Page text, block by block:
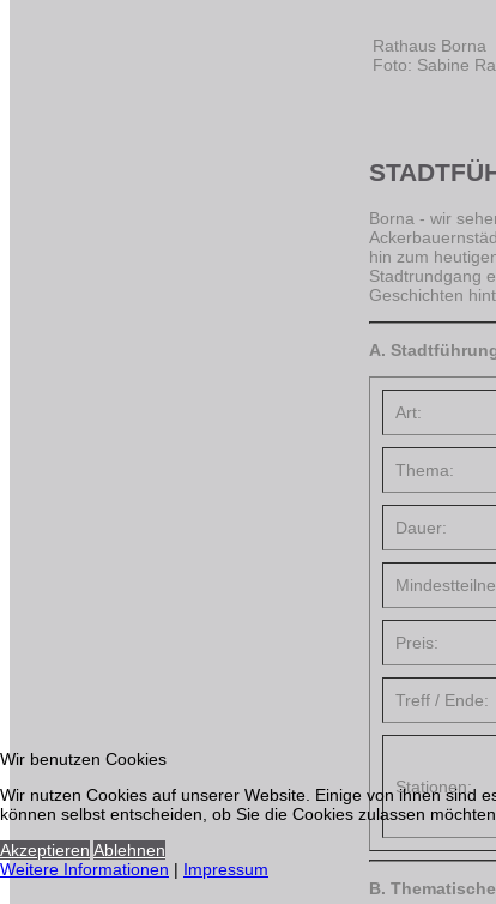
Rathaus Borna
Foto: Sabine
Borna - wir
hin zum
Stadtrundgang
Geschichten
A.
Art:
Thema:
Dauer:
Preis:
Treff / Ende:
Stationen:
B.
Wir benutzen Cookies
Wir nutzen Cookies auf unserer Website. Einige von ihnen sind
können selbst entscheiden, ob Sie die Cookies zulassen
Akzeptieren Ablehnen
Weitere Informationen | Impressum